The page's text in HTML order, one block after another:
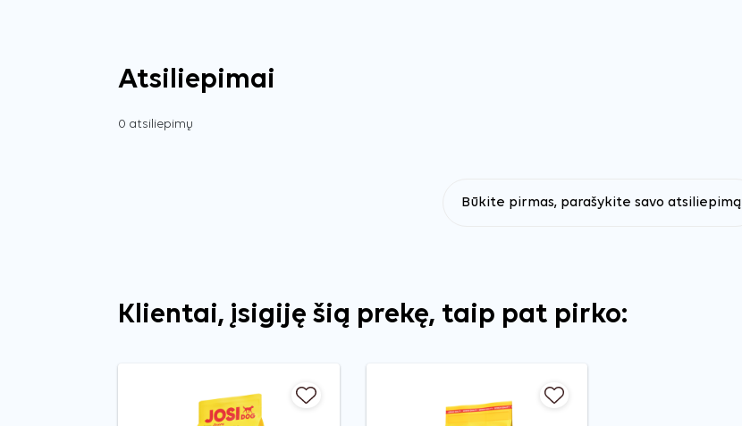
Atsiliepimai
0 atsiliepimų
Būkite pirmas, parašykite savo atsiliepimą
Klientai, įsigiję šią prekę, taip pat pirko: